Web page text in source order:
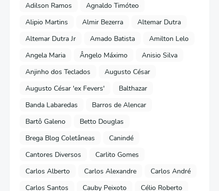
Adilson Ramos
Agnaldo Timóteo
Alipio Martins
Almir Bezerra
Altemar Dutra
Altemar Dutra Jr
Amado Batista
Amilton Lelo
Angela Maria
Ângelo Máximo
Anisio Silva
Anjinho dos Teclados
Augusto César
Augusto César 'ex Fevers'
Balthazar
Banda Labaredas
Barros de Alencar
Bartô Galeno
Betto Douglas
Brega Blog Coletâneas
Canindé
Cantores Diversos
Carlito Gomes
Carlos Alberto
Carlos Alexandre
Carlos André
Carlos Santos
Cauby Peixoto
Célio Roberto